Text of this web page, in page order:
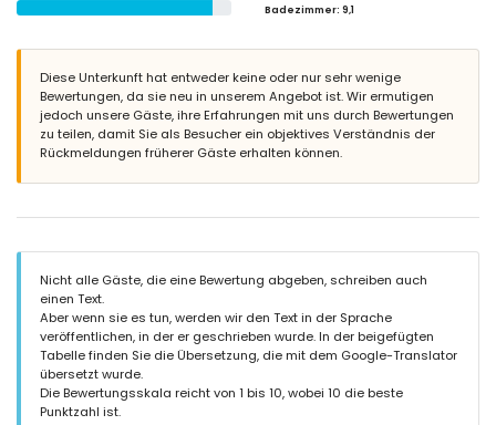
Badezimmer: 9,1
Diese Unterkunft hat entweder keine oder nur sehr wenige
Bewertungen, da sie neu in unserem Angebot ist. Wir ermutigen
jedoch unsere Gäste, ihre Erfahrungen mit uns durch Bewertungen
zu teilen, damit Sie als Besucher ein objektives Verständnis der
Rückmeldungen früherer Gäste erhalten können.
Nicht alle Gäste, die eine Bewertung abgeben, schreiben auch
einen Text.
Aber wenn sie es tun, werden wir den Text in der Sprache
veröffentlichen, in der er geschrieben wurde. In der beigefügten
Tabelle finden Sie die Übersetzung, die mit dem Google-Translator
übersetzt wurde.
Die Bewertungsskala reicht von 1 bis 10, wobei 10 die beste
Punktzahl ist.